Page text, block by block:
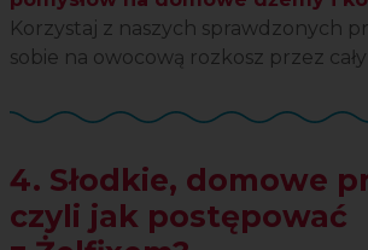
Korzystaj z naszych sprawdzonych
sobie na owocową rozkosz przez cały
4. Słodkie, domowe
czyli jak postępować